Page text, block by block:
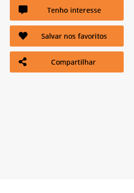
Tenho interesse
Salvar nos favoritos
Compartilhar